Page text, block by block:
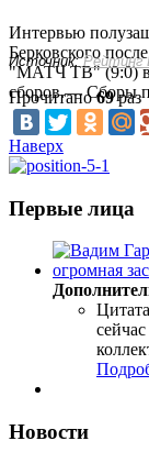
Интервью
Берковского
"МАТЧ ТВ" (9:0) в
сборов.— Сборы
Источник:Рейтинг
Прочитано69раз
Наверх
Первые лица
Новости